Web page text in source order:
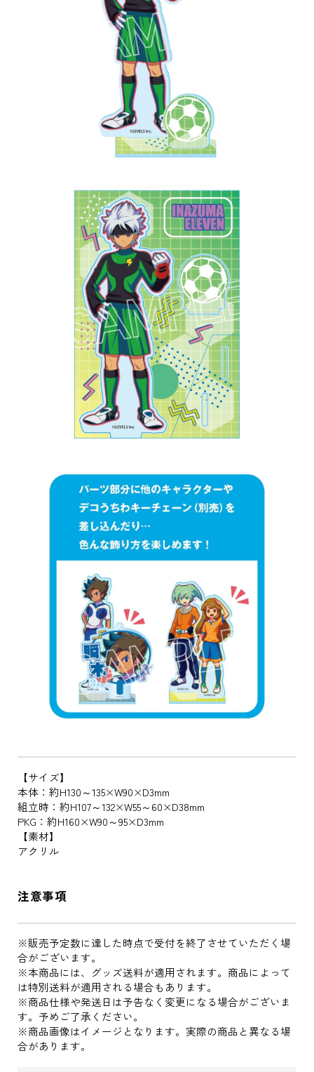
【サイズ】
本体：約H130～135×W90×D3mm
組立時：約H107～132×W55～60×D38mm
PKG：約H160×W90～95×D3mm
【素材】
アクリル
注意事項
※販売予定数に達した時点で受付を終了させていただく場
合がございます。
※本商品には、グッズ送料が適用されます。商品によって
は特別送料が適用される場合もあります。
※商品仕様や発送日は予告なく変更になる場合がございま
す。予めご了承ください。
※商品画像はイメージとなります。実際の商品と異なる場
合があります。